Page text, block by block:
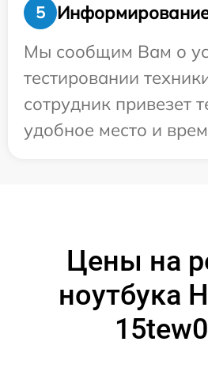
5
Информирование
Мы сообщим Вам о
тестировании
сотрудник привезет
удобное место и
Цены на
ноутбука